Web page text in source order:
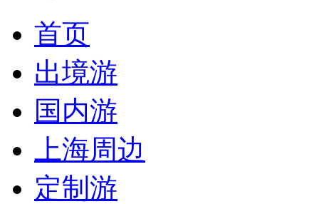
首页
出境游
国内游
上海周边
定制游